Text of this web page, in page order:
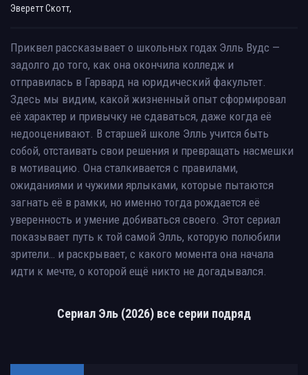
Эверетт Скотт,
Приквел рассказывает о школьных годах Элль Вудс —
задолго до того, как она окончила колледж и
отправилась в Гарвард на юридический факультет.
Здесь мы видим, какой жизненный опыт сформировал
её характер и привычку не сдаваться, даже когда её
недооценивают. В старшей школе Элль учится быть
собой, отстаивать свои решения и превращать насмешки
в мотивацию. Она сталкивается с правилами,
ожиданиями и чужими ярлыками, которые пытаются
загнать её в рамки, но именно тогда рождается её
уверенность и умение добиваться своего. Этот сериал
показывает путь к той самой Элль, которую полюбили
зрители… и раскрывает, с какого момента она начала
идти к мечте, о которой ещё никто не догадывался.
Сериал Эль (2026) все серии подряд